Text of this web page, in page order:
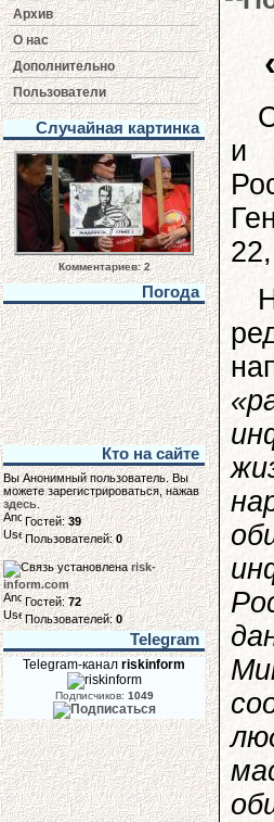
Архив
О нас
Дополнительно
Пользователи
Случайная картинка
Комментариев: 2
Погода
Кто на сайте
Вы Анонимный пользователь. Вы
можете зарегистрироваться, нажав
здесь.
Гостей:39
Пользователей:0
risk-
inform.com
Гостей:72
Пользователей:0
Telegram
Telegram-канал riskinform
Подписчиков: 1049
и